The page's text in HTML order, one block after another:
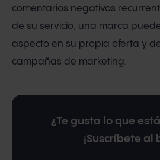
comentarios negativos
de su servicio, una marca
aspecto en su propia oferta y
campañas de marketing.
¿Te gusta lo que
¡Suscríbete al